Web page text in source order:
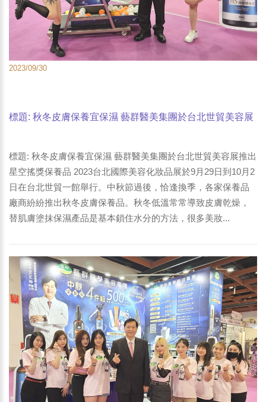
2023/09/30
標題: 秋冬皮膚保養宜保濕 藝群醫美集團於台北世貿美容展
標題: 秋冬皮膚保養宜保濕 藝群醫美集團於台北世貿美容展推出
星空搖獎保養品 2023台北國際美容化妝品展於9月29日到10月2
日在台北世貿一館舉行。中秋節過後，恰逢換季，各家保養品
廠商紛紛推出秋冬皮膚保養品。秋冬低溫常常導致皮膚乾燥，
替肌膚塗抹保濕產品是基本鎖住水分的方法，很多美妝...